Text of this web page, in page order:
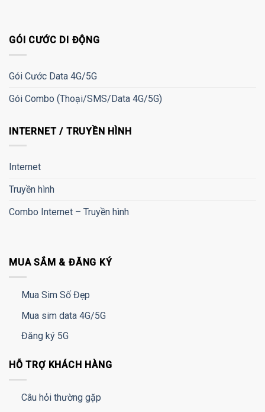
GÓI CƯỚC DI ĐỘNG
Gói Cước Data 4G/5G
Gói Combo (Thoại/SMS/Data 4G/5G)
INTERNET / TRUYỀN HÌNH
Internet
Truyền hình
Combo Internet – Truyền hình
MUA SẮM & ĐĂNG KÝ
Mua Sim Số Đẹp
Mua sim data 4G/5G
Đăng ký 5G
HỖ TRỢ KHÁCH HÀNG
Câu hỏi thường gặp